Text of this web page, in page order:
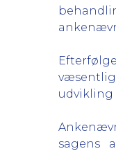
udvikling
sagens